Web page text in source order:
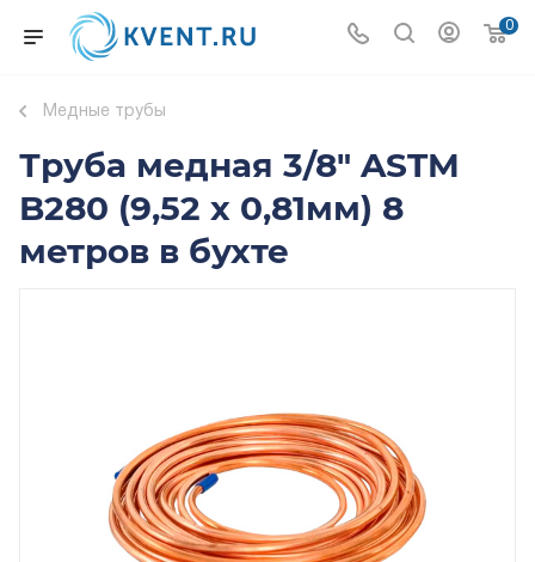
0
Медные трубы
Труба медная 3/8" ASTM
B280 (9,52 x 0,81мм) 8
метров в бухте